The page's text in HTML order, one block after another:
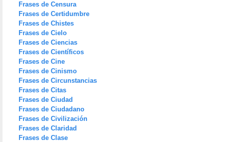
Frases de Censura
Frases de Certidumbre
Frases de Chistes
Frases de Cielo
Frases de Ciencias
Frases de Científicos
Frases de Cine
Frases de Cinismo
Frases de Circunstancias
Frases de Citas
Frases de Ciudad
Frases de Ciudadano
Frases de Civilización
Frases de Claridad
Frases de Clase